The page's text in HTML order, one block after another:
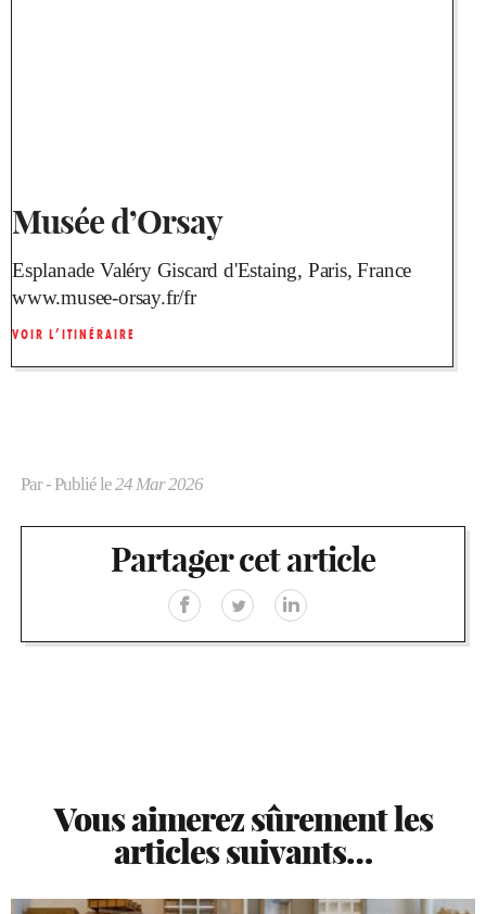
Musée d’Orsay
Esplanade Valéry Giscard d'Estaing, Paris, France
www.musee-orsay.fr/fr
VOIR L’ITINÉRAIRE
Par- Publié le24 Mar 2026
Partager cet article
Vous aimerez sûrement les
articles suivants…